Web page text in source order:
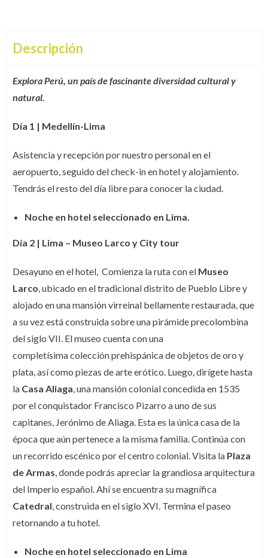
Descripción
Explora Perú, un país de fascinante diversidad cultural y
natural.
Día 1 | Medellín-Lima
Asistencia y recepción por nuestro personal en el
aeropuerto, seguido del check-in en hotel y alojamiento.
Tendrás el resto del día libre para conocer la ciudad.
Noche en hotel seleccionado en Lima.
Día 2 | Lima – Museo Larco y City tour
Desayuno en el hotel, Comienza la ruta con el Museo
Larco, ubicado en el tradicional distrito de Pueblo Libre y
alojado en una mansión virreinal bellamente restaurada, que
a su vez está construida sobre una pirámide precolombina
del siglo VII. El museo cuenta con una
completísima colección prehispánica de objetos de oro y
plata, así como piezas de arte erótico. Luego, dirígete hasta
la Casa Aliaga, una mansión colonial concedida en 1535
por el conquistador Francisco Pizarro a uno de sus
capitanes, Jerónimo de Aliaga. Esta es la única casa de la
época que aún pertenece a la misma familia. Continúa con
un recorrido escénico por el centro colonial. Visita la Plaza
de Armas, donde podrás apreciar la grandiosa arquitectura
del Imperio español. Ahí se encuentra su magnífica
Catedral, construida en el siglo XVI. Termina el paseo
retornando a tu hotel.
Noche en hotel seleccionado en Lima